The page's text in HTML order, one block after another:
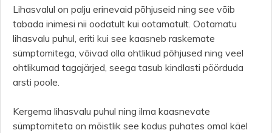
Lihasvalul on palju erinevaid põhjuseid ning see võib
tabada inimesi nii oodatult kui ootamatult. Ootamatu
lihasvalu puhul, eriti kui see kaasneb raskemate
sümptomitega, võivad olla ohtlikud põhjused ning veel
ohtlikumad tagajärjed, seega tasub kindlasti pöörduda
arsti poole.
Kergema lihasvalu puhul ning ilma kaasnevate
sümptomiteta on mõistlik see kodus puhates omal käel